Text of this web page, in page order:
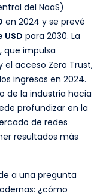
del NaaS)
en 2024 y se prevé
USD para 2030. La
que impulsa
acceso Zero Trust,
ingresos en 2024.
de la industria hacia
profundizar en la
de redes
resultados más
a una pregunta
¿cómo